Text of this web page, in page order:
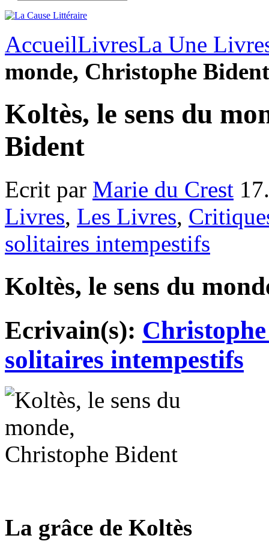
AccueilLivresLa Une
monde, Christophe Bident
Koltès, le sens du
Bident
Ecrit par Marie du Crest
Livres, Les Livres,
solitaires intempestifs
Koltès, le sens du
Ecrivain(s):
solitaires intempestifs
La grâce de Koltès